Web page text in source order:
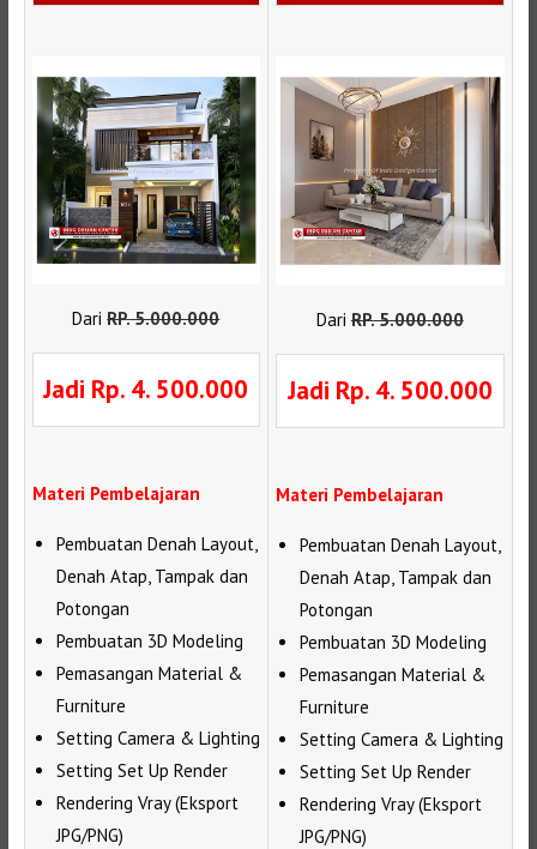
DariRP.5.000.000
Jadi Rp. 4. 500.000
Materi Pembelajaran
Pembuatan Denah Layout,
Denah Atap, Tampak dan
Potongan
Pembuatan 3D Modeling
Pemasangan Material &
Furniture
Setting Camera & Lighting
Setting Set Up Render
Rendering Vray (Eksport
JPG/PNG)
DariRP.5.000.000
Jadi Rp. 4. 500.000
Materi Pembelajaran
Pembuatan Denah Layout,
Denah Atap, Tampak dan
Potongan
Pembuatan 3D Modeling
Pemasangan Material &
Furniture
Setting Camera & Lighting
Setting Set Up Render
Rendering Vray (Eksport
JPG/PNG)